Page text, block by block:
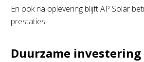
En ook na oplevering blijft AP Solar
prestaties.
Duurzame